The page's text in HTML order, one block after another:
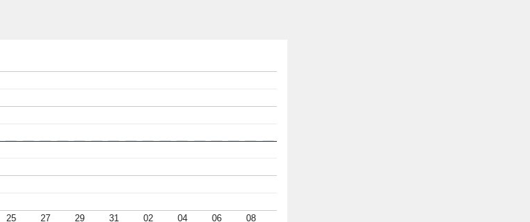
25
27
29
31
02
04
06
08